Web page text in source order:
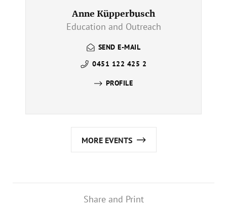
Anne Küpperbusch
Education and Outreach
SEND E-MAIL
0451 122 425 2
PROFILE
MORE EVENTS
Share and Print